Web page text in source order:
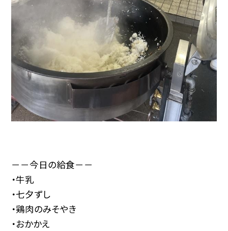
－－今日の給食－－
・牛乳
・七夕ずし
・鶏肉のみそやき
・おかかえ